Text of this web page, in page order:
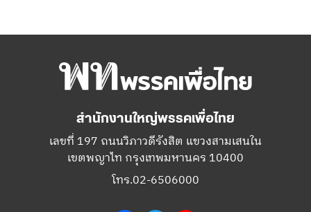
สำนักงานใหญ่พรรคเพื่อไทย
เลขที่ 197 ถนนวิภาวดีรังสิต แขวงสามเสนใน
เขตพญาไท กรุงเทพมหานคร 10400
โทร.02-6506000